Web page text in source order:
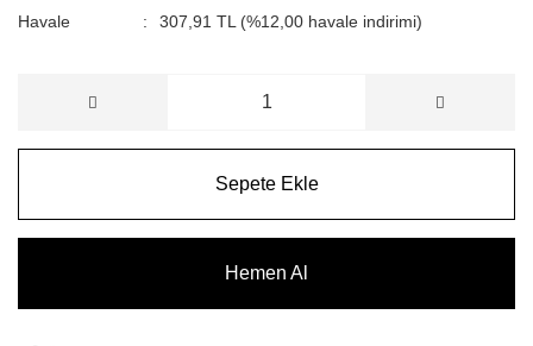
Havale
307,91 TL (%12,00 havale indirimi)
Sepete Ekle
Hemen Al